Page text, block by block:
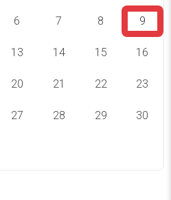
6 7 8 9
13 14 15 16
20 21 22 23
27 28 29 30